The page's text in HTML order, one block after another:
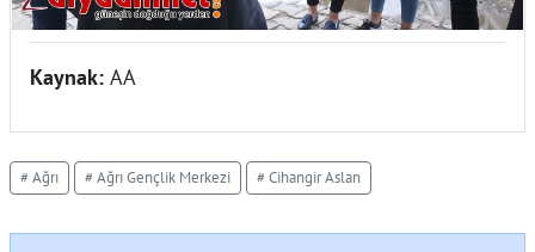
Kaynak: AA
# Ağrı # Ağrı Gençlik Merkezi # Cihangir Aslan